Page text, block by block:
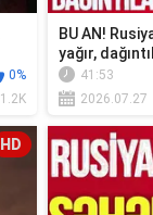
0%
1.2K
BU AN!
yağır,
41:53
2026.07.27
HD